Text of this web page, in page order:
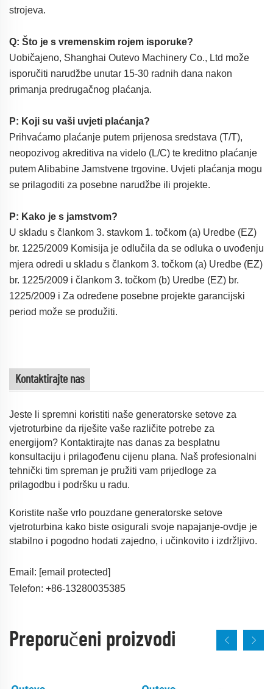
strojeva.
Q: Što je s vremenskim rojem isporuke?
Uobičajeno, Shanghai Outevo Machinery Co., Ltd može
isporučiti narudžbe unutar 15-30 radnih dana nakon
primanja predrugačnog plaćanja.
P: Koji su vaši uvjeti plaćanja?
Prihvaćamo plaćanje putem prijenosa sredstava (T/T),
neopozivog akreditiva na videlo (L/C) te kreditno plaćanje
putem Alibabine Jamstvene trgovine. Uvjeti plaćanja mogu
se prilagoditi za posebne narudžbe ili projekte.
P: Kako je s jamstvom?
U skladu s člankom 3. stavkom 1. točkom (a) Uredbe (EZ)
br. 1225/2009 Komisija je odlučila da se odluka o uvođenju
mjera odredi u skladu s člankom 3. točkom (a) Uredbe (EZ)
br. 1225/2009 i člankom 3. točkom (b) Uredbe (EZ) br.
1225/2009 i Za određene posebne projekte garancijski
period može se produžiti.
Kontaktirajte nas
Jeste li spremni koristiti naše generatorske setove za
vjetroturbine da riješite vaše različite potrebe za
energijom? Kontaktirajte nas danas za besplatnu
konsultaciju i prilagođenu cijenu plana. Naš profesionalni
tehnički tim spreman je pružiti vam prijedloge za
prilagodbu i podršku u radu.
Koristite naše vrlo pouzdane generatorske setove
vjetroturbina kako biste osigurali svoje napajanje-ovdje je
stabilno i pogodno hodati zajedno, i učinkovito i izdržljivo.
Email: [email protected]
Telefon: +86-13280035385
Preporučeni proizvodi